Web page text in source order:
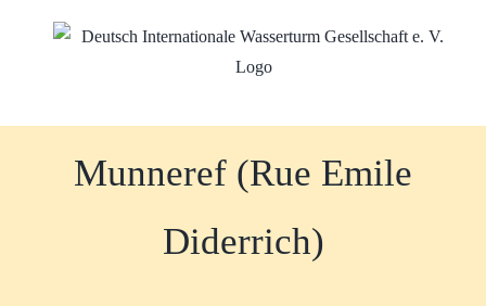
Munneref (Rue Emile
Diderrich)